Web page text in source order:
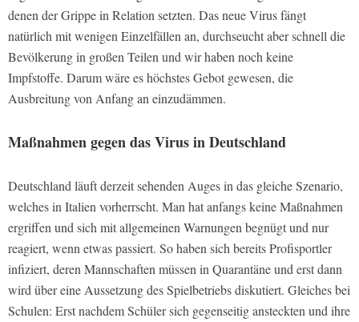
denen der Grippe in Relation setzten. Das neue Virus fängt
natürlich mit wenigen Einzelfällen an, durchseucht aber schnell die
Bevölkerung in großen Teilen und wir haben noch keine
Impfstoffe. Darum wäre es höchstes Gebot gewesen, die
Ausbreitung von Anfang an einzudämmen.
Maßnahmen gegen das Virus in Deutschland
Deutschland läuft derzeit sehenden Auges in das gleiche Szenario,
welches in Italien vorherrscht. Man hat anfangs keine Maßnahmen
ergriffen und sich mit allgemeinen Warnungen begnügt und nur
reagiert, wenn etwas passiert. So haben sich bereits Profisportler
infiziert, deren Mannschaften müssen in Quarantäne und erst dann
wird über eine Aussetzung des Spielbetriebs diskutiert. Gleiches bei
Schulen: Erst nachdem Schüler sich gegenseitig ansteckten und ihre